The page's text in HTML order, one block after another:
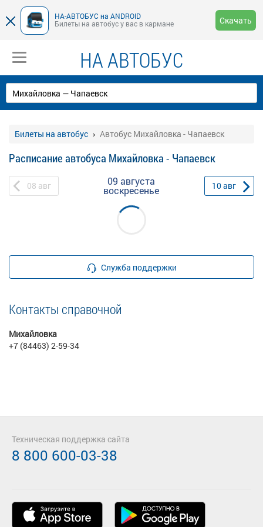
НА-АВТОБУС на ANDROID
Билеты на автобус у вас в кармане
Скачать
НА АВТОБУС
Билеты на автобус Автобус Михайловка - Чапаевск
Расписание автобуса Михайловка - Чапаевск
08 авг 09 августа
воскресенье 10авг
Служба поддержки
Контакты справочной
Михайловка
+7 (84463) 2-59-34
Техническая поддержка сайта
8 800 600-03-38